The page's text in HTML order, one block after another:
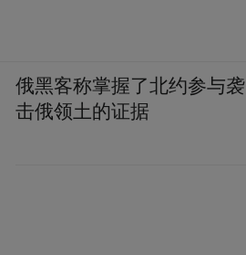
俄黑客称掌握了北约参与袭
击俄领土的证据